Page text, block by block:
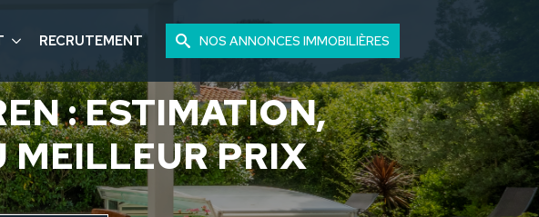
RECRUTEMENT NOS ANNONCES IMMOBILIÈRES
: ESTIMATION,
MEILLEUR PRIX